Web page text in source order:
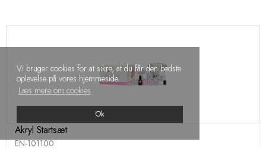
Vi bruger cookies for at sikre, at du får den bedste
oplevelse på vores hjemmeside.
Læs mere om cookies
Ok
Akryl Startsæt
EN-101100